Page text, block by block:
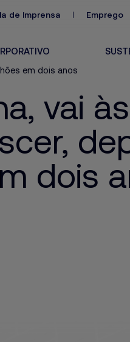
de Imprensa Emprego
em dois anos
vai às
dois